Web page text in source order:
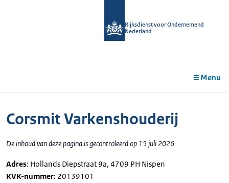
Rijksdienst voor Ondernemend
Nederland
Menu
Corsmit Varkenshouderij
De inhoud van deze pagina is gecontroleerd op 15 juli 2026
Adres: Hollands Diepstraat 9a, 4709 PH Nispen
KVK-nummer: 20139101